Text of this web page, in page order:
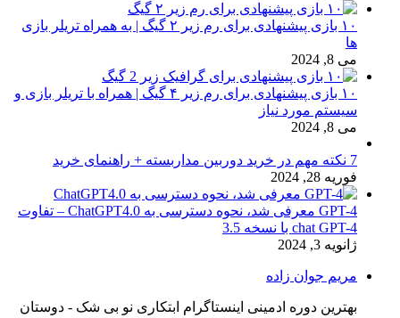
۱۰ بازی پیشنهادی برای رم زیر ۲ گیگ | به همراه تریلر بازی
ها
می 8, 2024
۱۰ بازی پیشنهادی برای رم زیر ۴ گیگ | همراه با تریلر بازی و
سیستم مورد نیاز
می 8, 2024
7 نکته مهم در خرید دوربین مداربسته + راهنمای خرید
فوریه 28, 2024
GPT-4 معرفی شد، نحوه دسترسی به ChatGPT4.0 – تفاوت
chat GPT-4 با نسخه 3.5
ژانویه 3, 2024
مریم جوان زاده
بهترین دوره ادمینی اینستاگرام ابتکاری نو بی شک - دوستان